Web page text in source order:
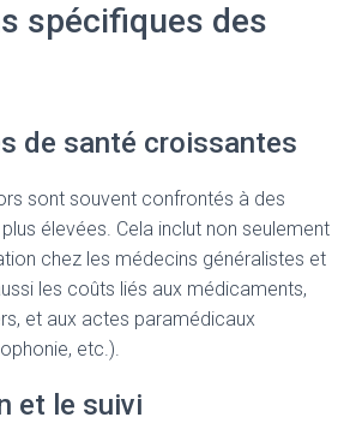
spécifiques des
de santé croissantes
sont souvent confrontés à des
élevées. Cela inclut non seulement
chez les médecins généralistes et
les coûts liés aux médicaments,
et aux actes paramédicaux
etc.).
et le suivi